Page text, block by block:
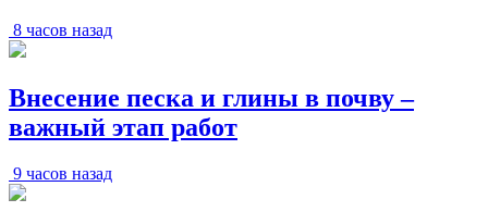
8 часов назад
Внесение песка и глины в почву –
важный этап работ
9 часов назад